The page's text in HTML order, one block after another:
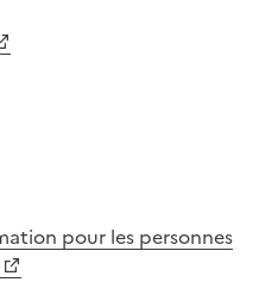
pour les personnes